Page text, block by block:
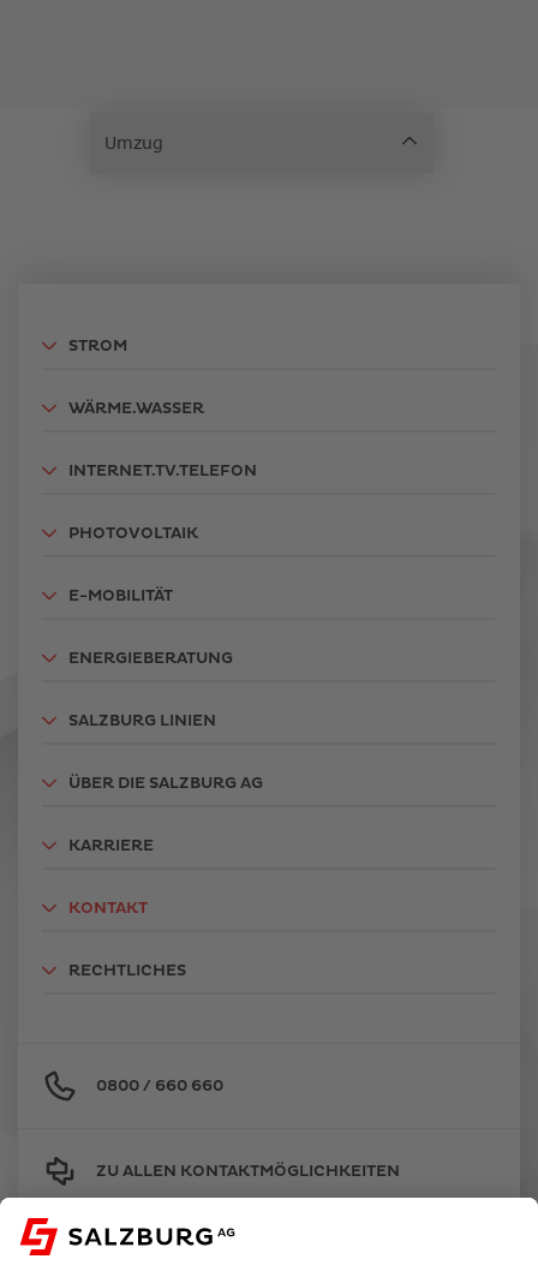
STROM
WÄRME.WASSER
INTERNET.TV.TELEFON
PHOTOVOLTAIK
E-MOBILITÄT
ENERGIEBERATUNG
SALZBURG LINIEN
ÜBER DIE SALZBURG AG
KARRIERE
KONTAKT
RECHTLICHES
0800 / 660 660
ZU ALLEN KONTAKTMÖGLICHKEITEN